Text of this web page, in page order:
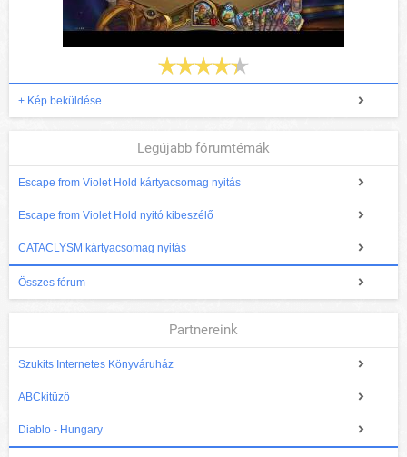
+ Kép beküldése
Legújabb fórumtémák
Escape from Violet Hold kártyacsomag nyitás
Escape from Violet Hold nyitó kibeszélő
CATACLYSM kártyacsomag nyitás
Összes fórum
Partnereink
Szukits Internetes Könyváruház
ABCkitüző
Diablo - Hungary